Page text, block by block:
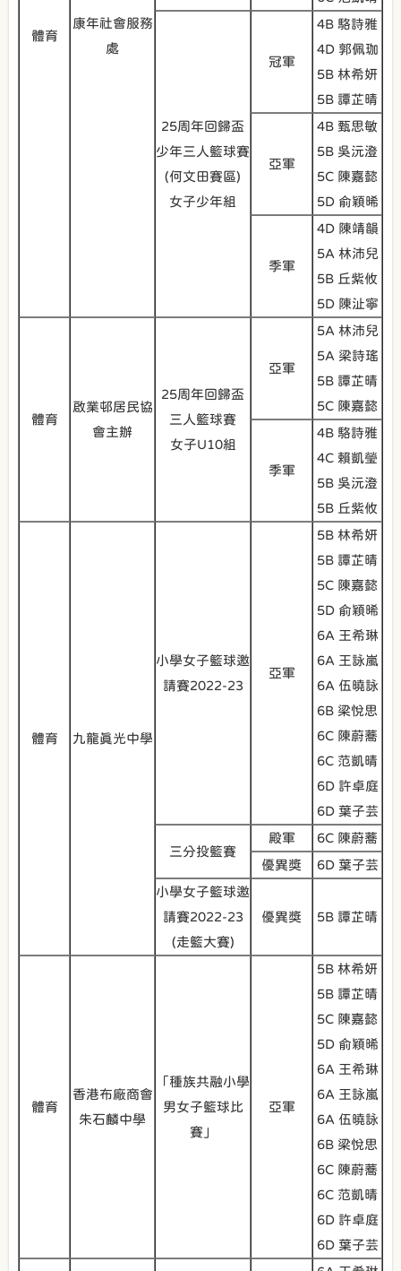
體育
康年社會服務
處
25周年回歸盃
少年三人籃球賽
(何文田賽區)
女子少年組
冠軍
4B 駱詩雅
4D 郭佩珈
5B 林希妍
5B 譚芷晴
亞軍
4B 甄思敏
5B 吳沅澄
5C 陳嘉懿
5D 俞穎晞
季軍
4D 陳靖韻
5A 林沛兒
5B 丘紫攸
5D 陳沚寧
體育
啟業邨居民協
會主辦
25周年回歸盃
三人籃球賽
女子U10組
亞軍
5A 林沛兒
5A 梁詩瑤
5B 譚芷晴
5C 陳嘉懿
季軍
4B 駱詩雅
4C 賴凱瑩
5B 吳沅澄
5B 丘紫攸
體育 九龍真光中學
小學女子籃球邀
請賽2022-23
亞軍
5B 林希妍
5B 譚芷晴
5C 陳嘉懿
5D 俞穎晞
6A 王希琳
6A 王詠嵐
6A 伍曉詠
6B 梁悅思
6C 陳蔚蕎
6C 范凱晴
6D 許卓庭
6D 葉子芸
三分投籃賽
殿軍
6C 陳蔚蕎
優異獎
6D 葉子芸
小學女子籃球邀
請賽2022-23
(走籃大賽)
優異獎 5B 譚芷晴
體育
香港布廠商會
朱石麟中學
「種族共融小學
男女子籃球比
賽」
亞軍
5B 林希妍
5B 譚芷晴
5C 陳嘉懿
5D 俞穎晞
6A 王希琳
6A 王詠嵐
6A 伍曉詠
6B 梁悅思
6C 陳蔚蕎
6C 范凱晴
6D 許卓庭
6D 葉子芸